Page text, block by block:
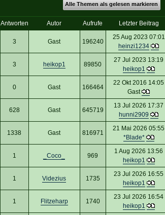
Alle Themen als gelesen markieren
Antworten Autor Aufrufe
Letzter Beitrag
3 Gast 196240
25 Aug 2023 07:01
heinzi1234
3 heikop1 89850
27 Jul 2023 13:19
heikop1
0 Gast 166464
22 Okt 2016 14:05
Gast
628 Gast 645719
13 Jul 2026 17:37
hunni2909
1338 Gast 816971
21 Mai 2026 05:55
*Blade*
1 _Coco_ 969
1 Aug 2026 13:56
heikop1
1 Videzius 1735
23 Jul 2026 16:55
heikop1
1 Flitzeharp 1740
23 Jul 2026 16:54
heikop1